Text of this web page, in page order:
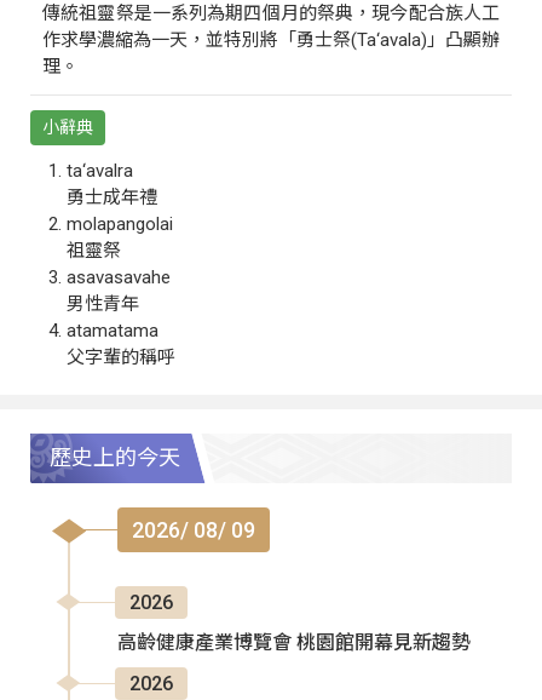
傳統祖靈祭是一系列為期四個月的祭典，現今配合族人工
作求學濃縮為一天，並特別將「勇士祭(Ta‘avala)」凸顯辦
理。
小辭典
ta‘avalra
勇士成年禮
molapangolai
祖靈祭
asavasavahe
男性青年
atamatama
父字輩的稱呼
歷史上的今天
2026/ 08/ 09
2026
高齡健康產業博覽會 桃園館開幕見新趨勢
2026